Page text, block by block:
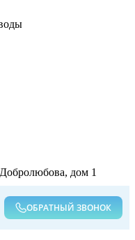
дом 1
ОБРАТНЫЙ ЗВОНОК